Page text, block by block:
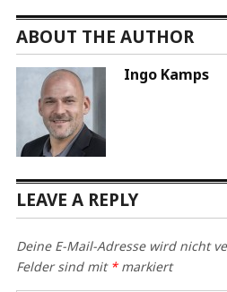
ABOUT THE AUTHOR
Ingo Kamps
LEAVE A REPLY
Deine E-Mail-Adresse wird nicht
Felder sind mit *markiert